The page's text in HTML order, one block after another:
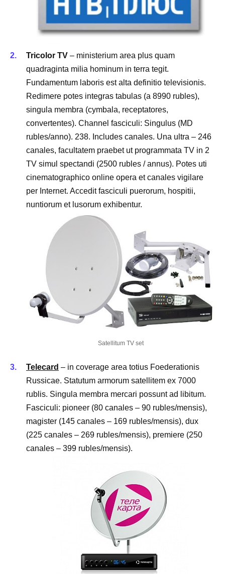
Tricolor TV – ministerium area plus quam
quadraginta milia hominum in terra tegit.
Fundamentum laboris est alta definitio televisionis.
Redimere potes integras tabulas (a 8990 rubles),
singula membra (cymbala, receptatores,
convertentes). Channel fasciculi: Singulus (MD
rubles/anno). 238. Includes canales. Una ultra – 246
canales, facultatem praebet ut programmata TV in 2
TV simul spectandi (2500 rubles / annus). Potes uti
cinematographico online opera et canales vigilare
per Internet. Accedit fasciculi puerorum, hospitii,
nuntiorum et lusorum exhibentur.
Satellitum TV set
Telecard – in coverage area totius Foederationis
Russicae. Statutum armorum satellitem ex 7000
rublis. Singula membra mercari possunt ad libitum.
Fasciculi: pioneer (80 canales – 90 rubles/mensis),
magister (145 canales – 169 rubles/mensis), dux
(225 canales – 269 rubles/mensis), premiere (250
canales – 399 rubles/mensis).